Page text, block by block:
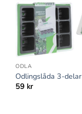
ODLA
Odlingslåda 3-delar
59 kr